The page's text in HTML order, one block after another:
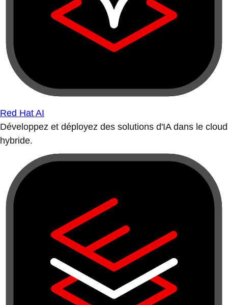
Red Hat AI
Développez et déployez des solutions d'IA dans le cloud
hybride.